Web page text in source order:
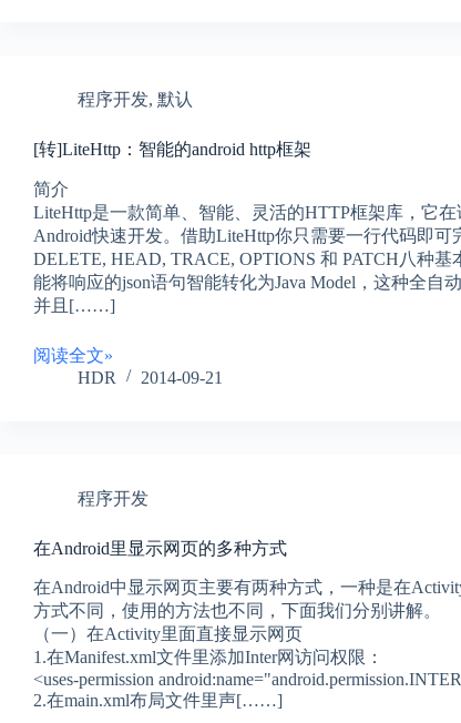
程序开发, 默认
[转]LiteHttp：智能的android http框架
简介
LiteHttp是一款简单、智能、灵活的HTTP框架库，它
Android快速开发。借助LiteHttp你只需要一行代码即可
DELETE, HEAD, TRACE, OPTIONS 和 PATCH八种
能将响应的json语句智能转化为Java Model，这种全自
并且[……]
阅读全文»
HDR
2014-09-21
程序开发
在Android里显示网页的多种方式
在Android中显示网页主要有两种方式，一种是在
方式不同，使用的方法也不同，下面我们分别讲解。
（一）在Activity里面直接显示网页
1.在Manifest.xml文件里添加Inter网访问权限：
<uses-permission
2.在main.xml布局文件里声[……]